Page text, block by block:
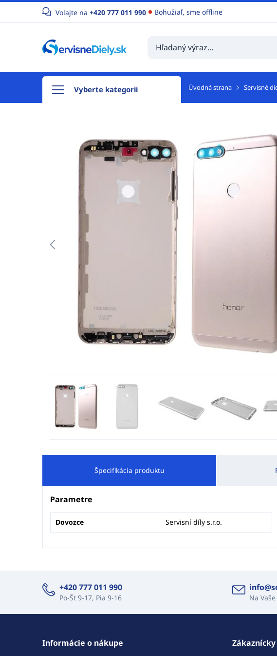
Volajte na +420 777 011 990 Bohužiaľ, sme offline
Vyberte kategorii Úvodná strana Servisné
Špecifikácia produktu
Parametre
Dovozce Servisní díly s.r.o.
+420 777 011 990
Po-Št 9-17, Pia 9-16 Na
Informácie o nákupe